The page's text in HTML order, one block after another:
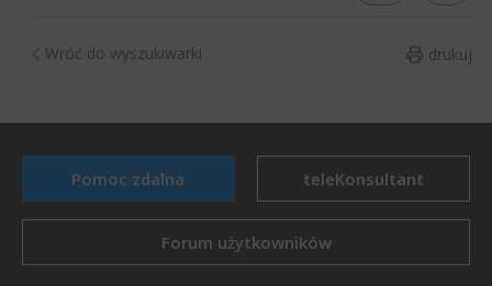
drukuj
Wróć do wyszukiwarki
Pomoc zdalna teleKonsultant
Forum użytkowników